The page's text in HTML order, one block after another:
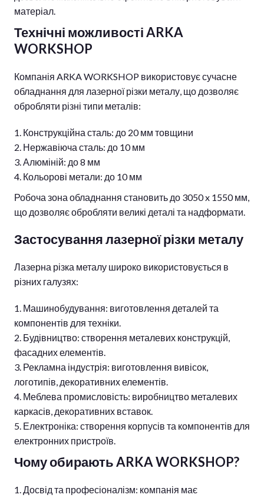
матеріал.
Технічні можливості ARKA
WORKSHOP
Компанія ARKA WORKSHOP використовує сучасне
обладнання для лазерної різки металу, що дозволяє
обробляти різні типи металів:
Конструкційна сталь: до 20 мм товщини
Нержавіюча сталь: до 10 мм
Алюміній: до 8 мм
Кольорові метали: до 10 мм
Робоча зона обладнання становить до 3050 x 1550 мм,
що дозволяє обробляти великі деталі та надформати.
Застосування лазерної різки металу
Лазерна різка металу широко використовується в
різних галузях:
Машинобудування: виготовлення деталей та
компонентів для техніки.
Будівництво: створення металевих конструкцій,
фасадних елементів.
Рекламна індустрія: виготовлення вивісок,
логотипів, декоративних елементів.
Меблева промисловість: виробництво металевих
каркасів, декоративних вставок.
Електроніка: створення корпусів та компонентів для
електронних пристроїв.
Чому обирають ARKA WORKSHOP?
Досвід та професіоналізм: компанія має